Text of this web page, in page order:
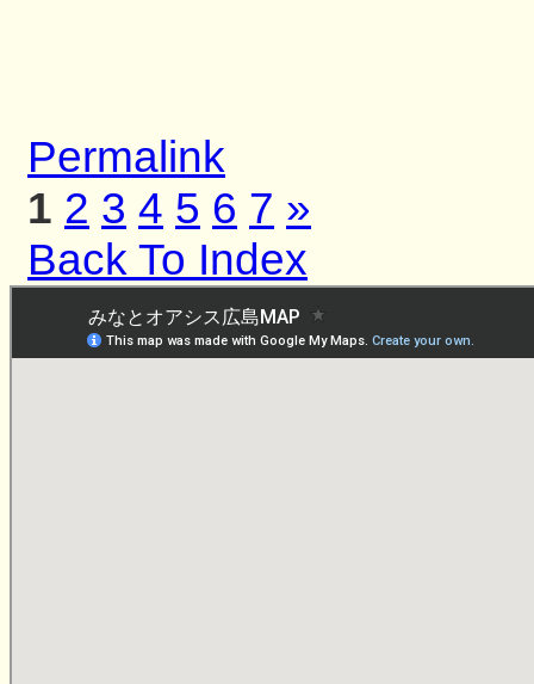
Permalink
1 2 3 4 5 6 7 »
Back To Index